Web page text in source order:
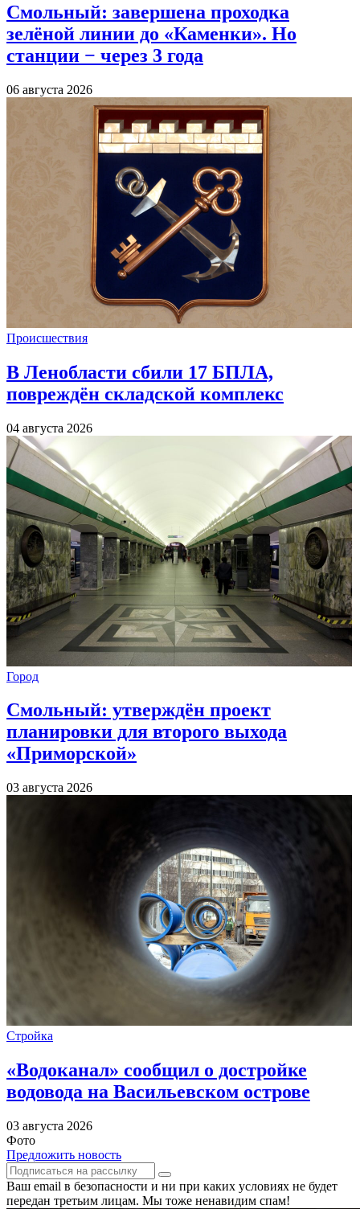
Смольный: завершена проходка
зелёной линии до «Каменки». Но
станции − через 3 года
06 августа 2026
Происшествия
В Ленобласти сбили 17 БПЛА,
повреждён складской комплекс
04 августа 2026
Город
Смольный: утверждён проект
планировки для второго выхода
«Приморской»
03 августа 2026
Стройка
«Водоканал» сообщил о достройке
водовода на Васильевском острове
03 августа 2026
Фото
Предложить новость
Ваш email в безопасности и ни при каких условиях не будет
передан третьим лицам. Мы тоже ненавидим спам!